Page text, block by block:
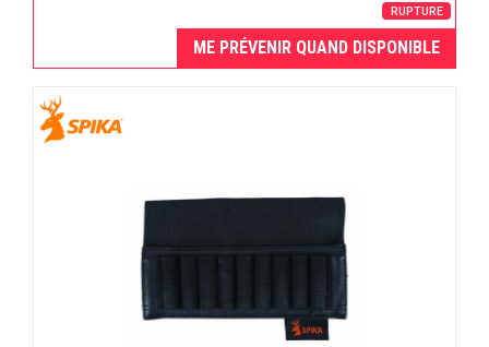
RUPTURE
ME PRÉVENIR QUAND DISPONIBLE